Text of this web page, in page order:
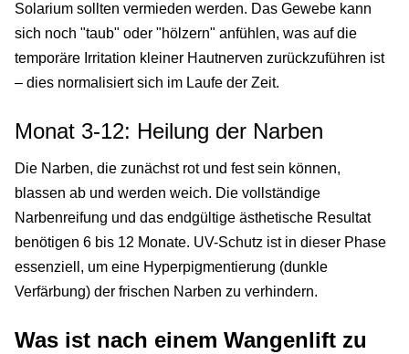
Solarium sollten vermieden werden. Das Gewebe kann
sich noch "taub" oder "hölzern" anfühlen, was auf die
temporäre Irritation kleiner Hautnerven zurückzuführen ist
– dies normalisiert sich im Laufe der Zeit.
Monat 3-12: Heilung der Narben
Die Narben, die zunächst rot und fest sein können,
blassen ab und werden weich. Die vollständige
Narbenreifung und das endgültige ästhetische Resultat
benötigen 6 bis 12 Monate. UV-Schutz ist in dieser Phase
essenziell, um eine Hyperpigmentierung (dunkle
Verfärbung) der frischen Narben zu verhindern.
Was ist nach einem Wangenlift zu